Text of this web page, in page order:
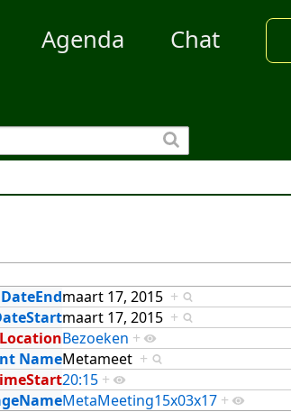
Agenda Chat
maart 17, 2015 +
maart 17, 2015 +
Bezoeken +
NameMetameet +
20:15 +
MetaMeeting15x03x17 +